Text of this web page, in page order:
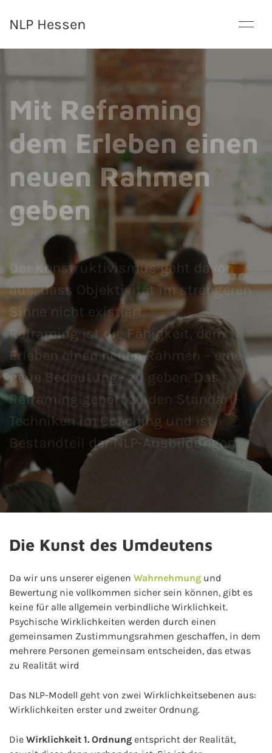
NLP Hessen
Mit Reframing
dem Erleben einen
neuen Rahmen
geben
Der Konstruktivismus geht davon
aus, dass Objektivität im strengeren
Sinne nicht existiert.
Reframing ist die Fähigkeit, dem
Erleben einen neuen Rahmen – eine
neue Bedeutung– zu geben. Das
Reframing gehört zu den Standart-
Techniken im Coaching und ist
Bestandteil der NLP-Ausbildungen.
Die Kunst des Umdeutens
Da wir uns unserer eigenen Wahrnehmung und
Bewertung nie vollkommen sicher sein können, gibt es
keine für alle allgemein verbindliche Wirklichkeit.
Psychische Wirklichkeiten werden durch einen
gemeinsamen Zustimmungsrahmen geschaffen, in dem
mehrere Personen gemeinsam entscheiden, das etwas
zu Realität wird
Das NLP-Modell geht von zwei Wirklichkeitsebenen aus:
Wirklichkeiten erster und zweiter Ordnung.
Die Wirklichkeit 1. Ordnung entspricht der Realität,